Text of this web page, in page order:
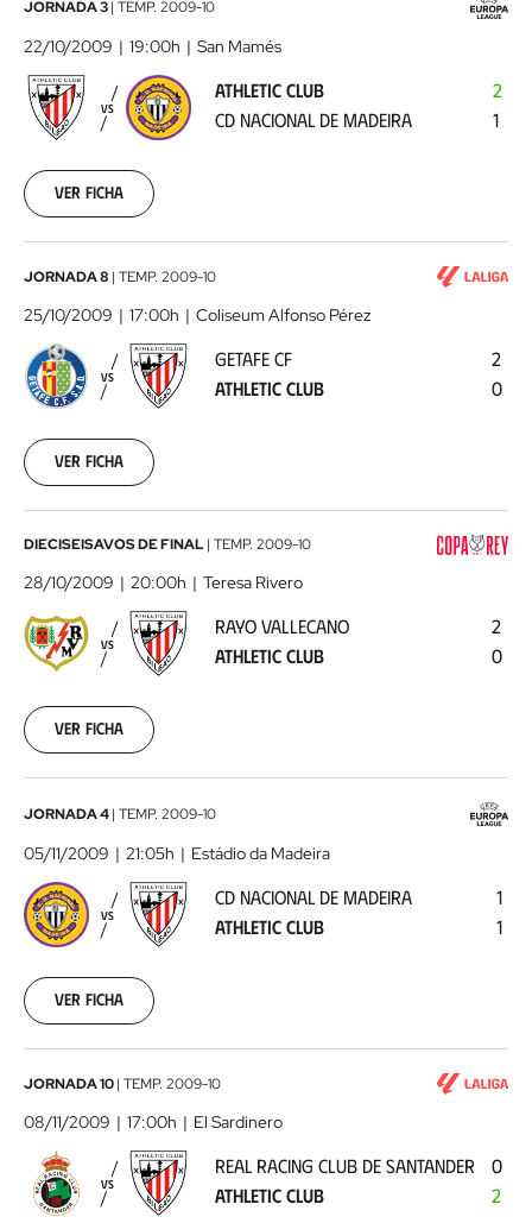
Athletic
Club
-
CD
Nacional
Madeira2009-
10-
22
00:00:00
JORNADA 3| TEMP. 2009-10
22/10/2009 19:00h San Mamés
VS
ATHLETIC CLUB
CD NACIONAL DE MADEIRA
2
1
Ver ficha
Getafe
CF
Athletic
Club2009-
25
00:00:00
JORNADA 8 | TEMP. 2009-10
25/10/2009 17:00h Coliseum Alfonso Pérez
VS
GETAFE CF
ATHLETIC CLUB
2
0
Ver ficha
Rayo
Vallecano
-
Athletic
Club2009-
28
00:00:00
DIECISEISAVOS DE FINAL | TEMP. 2009-10
28/10/2009 20:00h Teresa Rivero
VS
RAYO VALLECANO
ATHLETIC CLUB
2
0
Ver ficha
CD
Nacional
de
Madeira
-
Club2009-
11-
05
00:00:00
JORNADA 4| TEMP. 2009-10
05/11/2009 21:05h Estádio da Madeira
VS
CD NACIONAL DE MADEIRA
ATHLETIC CLUB
1
1
Ver ficha
Real
Racing
Club
de
Santander
JORNADA 10| TEMP. 2009-10
08/11/2009 17:00h El Sardinero
VS
REAL RACING CLUB DE SANTANDER
ATHLETIC CLUB
0
2